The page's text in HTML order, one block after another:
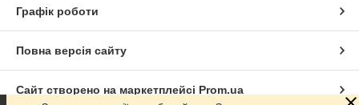
Графік роботи
Повна версія сайту
Сайт створено на маркетплейсі Prom.ua